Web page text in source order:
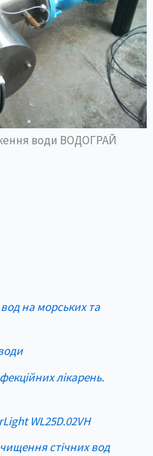
води ВОДОГРАЙ
на морських та
лікарень.
WL25D.02VH
стічних вод